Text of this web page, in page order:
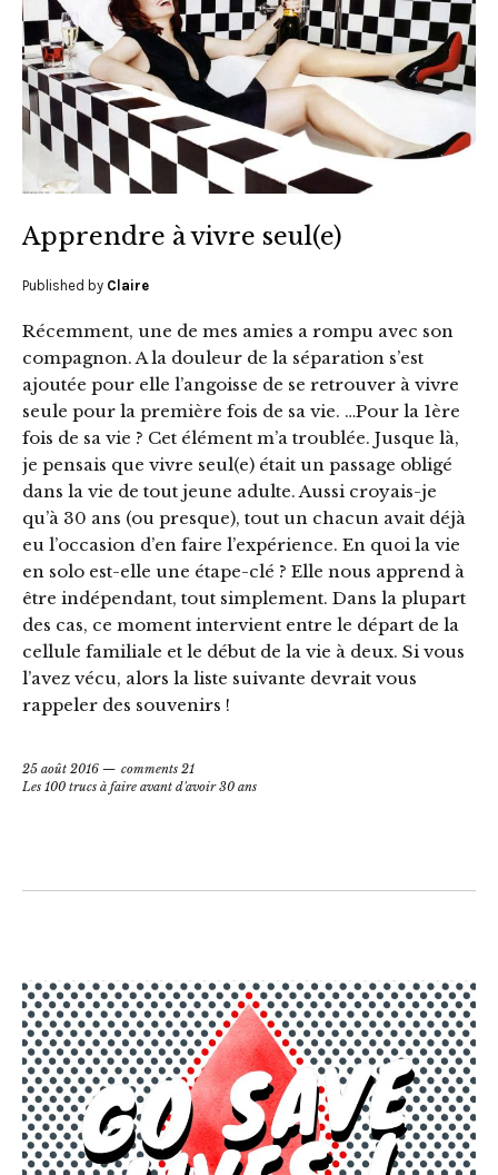
Apprendre à vivre seul(e)
Published by Claire
Récemment, une de mes amies a rompu avec son
compagnon. A la douleur de la séparation s’est
ajoutée pour elle l’angoisse de se retrouver à vivre
seule pour la première fois de sa vie. …Pour la 1ère
fois de sa vie ? Cet élément m’a troublée. Jusque là,
je pensais que vivre seul(e) était un passage obligé
dans la vie de tout jeune adulte. Aussi croyais-je
qu’à 30 ans (ou presque), tout un chacun avait déjà
eu l’occasion d’en faire l’expérience. En quoi la vie
en solo est-elle une étape-clé ? Elle nous apprend à
être indépendant, tout simplement. Dans la plupart
des cas, ce moment intervient entre le départ de la
cellule familiale et le début de la vie à deux. Si vous
l’avez vécu, alors la liste suivante devrait vous
rappeler des souvenirs !
25 août 2016
comments 21
Les 100 trucs à faire avant d'avoir 30 ans